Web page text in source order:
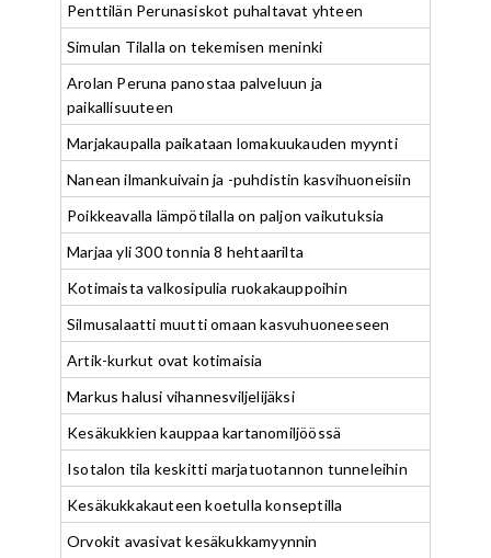
Penttilän Perunasiskot puhaltavat yhteen
Simulan Tilalla on tekemisen meninki
Arolan Peruna panostaa palveluun ja
paikallisuuteen
Marjakaupalla paikataan lomakuukauden myynti
Nanean ilmankuivain ja -puhdistin kasvihuoneisiin
Poikkeavalla lämpötilalla on paljon vaikutuksia
Marjaa yli 300 tonnia 8 hehtaarilta
Kotimaista valkosipulia ruokakauppoihin
Silmusalaatti muutti omaan kasvuhuoneeseen
Artik-kurkut ovat kotimaisia
Markus halusi vihannesviljelijäksi
Kesäkukkien kauppaa kartanomiljöössä
Isotalon tila keskitti marjatuotannon tunneleihin
Kesäkukkakauteen koetulla konseptilla
Orvokit avasivat kesäkukkamyynnin